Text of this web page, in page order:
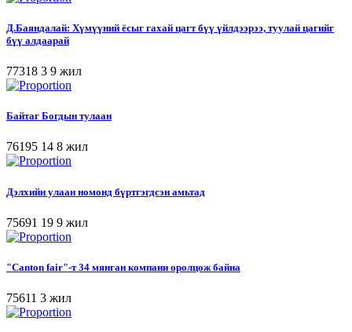
Д.Баяндалай: Хүмүүний ёсыг гахай цагт бүү үйлдээрээ, туулай цагийг
бүү алдаарай
77318 3 9 жил
Байтаг Богдын тулаан
76195 14 8 жил
Дэлхийн улаан номонд бүртгэгдсэн амьтад
75691 19 9 жил
"Canton fair"-т 34 мянган компани оролцож байна
75611 3 жил